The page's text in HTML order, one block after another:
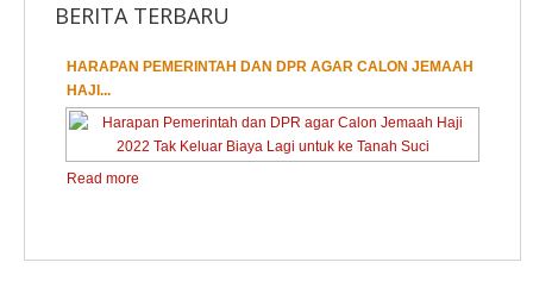
BERITA TERBARU
1 2 3
HARAPAN PEMERINTAH DAN DPR AGAR CALON JEMAAH
HAJI...
Read more